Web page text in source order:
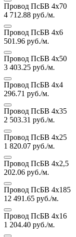
Провод ПсБВ 4х70
4 712.88 руб./м.
Провод ПсБВ 4х6
501.96 руб./м.
Провод ПсБВ 4х50
3 403.25 руб./м.
Провод ПсБВ 4х4
296.71 руб./м.
Провод ПсБВ 4х35
2 503.31 руб./м.
Провод ПсБВ 4х25
1 820.07 руб./м.
Провод ПсБВ 4х2,5
202.06 руб./м.
Провод ПсБВ 4х185
12 491.65 руб./м.
Провод ПсБВ 4х16
1 204.40 руб./м.